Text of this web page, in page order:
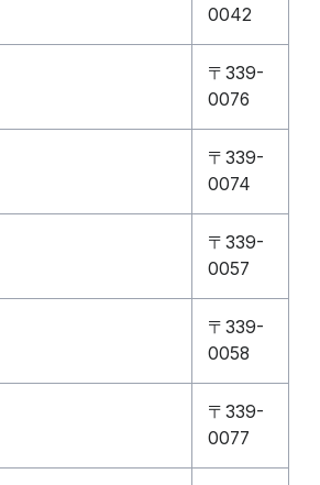
0042
〒339-
0076
〒339-
0074
〒339-
0057
〒339-
0058
〒339-
0077